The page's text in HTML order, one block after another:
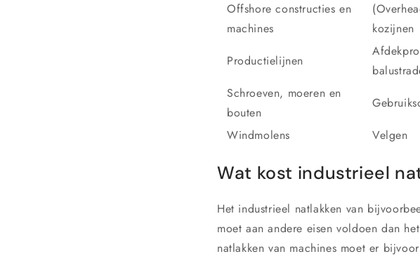
Offshore constructies en
machines
kozijnen
Productielijnen
Schroeven, moeren en
bouten
Windmolens
Velgen
Wat kost industrieel
Het industrieel natlakken van
moet aan andere eisen voldoen dan
natlakken van machines moet er